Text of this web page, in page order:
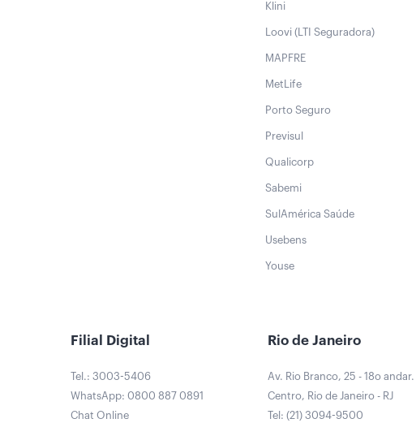
Klini
Loovi (LTI Seguradora)
MAPFRE
MetLife
Porto Seguro
Previsul
Qualicorp
Sabemi
SulAmérica Saúde
Usebens
Youse
Filial Digital
Tel.: 3003-5406
WhatsApp: 0800 887 0891
Chat Online
Rio de Janeiro
Av. Rio Branco, 25 - 18o andar.
Centro, Rio de Janeiro - RJ
Tel: (21) 3094-9500